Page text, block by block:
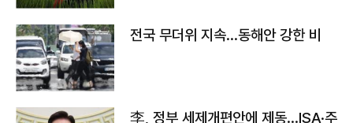
전국 무더위 지속…동해안 강한 비
李, 정부 세제개편안에 제동…ISA·주